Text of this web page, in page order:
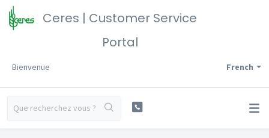
Ceres | Customer Service
Portal
French
Bienvenue